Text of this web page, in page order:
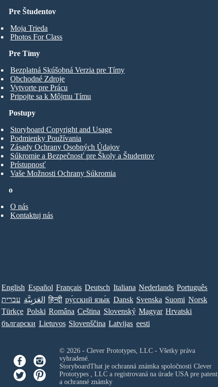
Pre Študentov
Moja Trieda
Photos For Class
Pre Tímy
Bezplatná Skúšobná Verzia pre Tímy
Obchodné Zdroje
Vytvorte pre Prácu
Pripojte sa k Môjmu Tímu
o
O nás
Kontaktuj nás
Postupy
Storyboard Copyright and Usage
Podmienky Používania
Zásady Ochrany Osobných Údajov
Súkromie a Bezpečnosť pre Školy a Študentov
Prístupnosť
Vaše Možnosti Ochrany Súkromia
English Español Français Deutsch Italiana Nederlands Português
עברית العَرَبِيَّة हिन्दी ру́сский язы́к Dansk Svenska Suomi Norsk
Türkçe Polski Româna Ceština Slovenský Magyar Hrvatski
български Lietuvos Slovenščina Latvijas eesti
© 2026 - Clever Prototypes, LLC - Všetky práva
vyhradené.
StoryboardThat je ochranná známka spoločnosti Clever
Prototypes , LLCa registrovaná na úrade USA pre
a ochranné známky